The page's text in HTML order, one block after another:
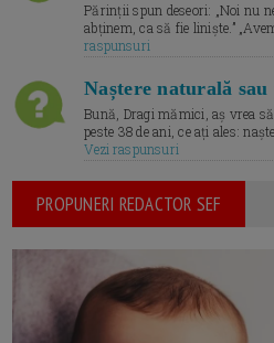
Părinții spun deseori: „Noi nu
abținem, ca să fie liniște.”
raspunsuri
Naștere naturală
Bună, Dragi mămici, aș vrea
peste 38 de ani, ce ați ales:
Vezi raspunsuri
PROPUNERI REDACTOR SEF